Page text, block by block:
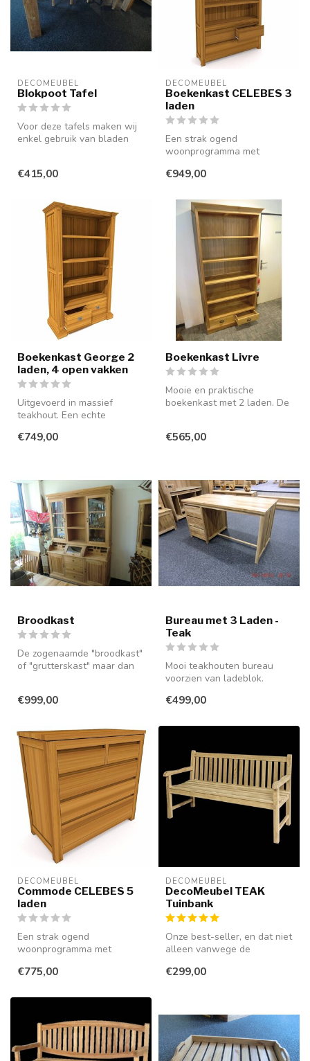
DECOMEUBEL
Blokpoot Tafel
Voor deze tafels maken wij
enkel gebruik van bladen
€415,00
DECOMEUBEL
Boekenkast CELEBES 3
laden
Een strak ogend
woonprogramma met
uitgevoerd in glad ...
€949,00
Boekenkast George 2
laden, 4 open vakken
Uitgevoerd in massief
teakhout. Een echte
€749,00
Boekenkast Livre
Mooie en praktische
boekenkast met 2 laden. De
€565,00
Broodkast
De zogenaamde "broodkast"
of "grutterskast" maar dan
€999,00
Bureau met 3 Laden -
Teak
Mooi teakhouten bureau
voorzien van ladeblok.
€499,00
DECOMEUBEL
Commode CELEBES 5
laden
Een strak ogend
woonprogramma met
uitgevoerd in glad ...
€775,00
DECOMEUBEL
DecoMeubel TEAK
Tuinbank
Onze best-seller, en dat niet
alleen vanwege de
gerin...
€299,00